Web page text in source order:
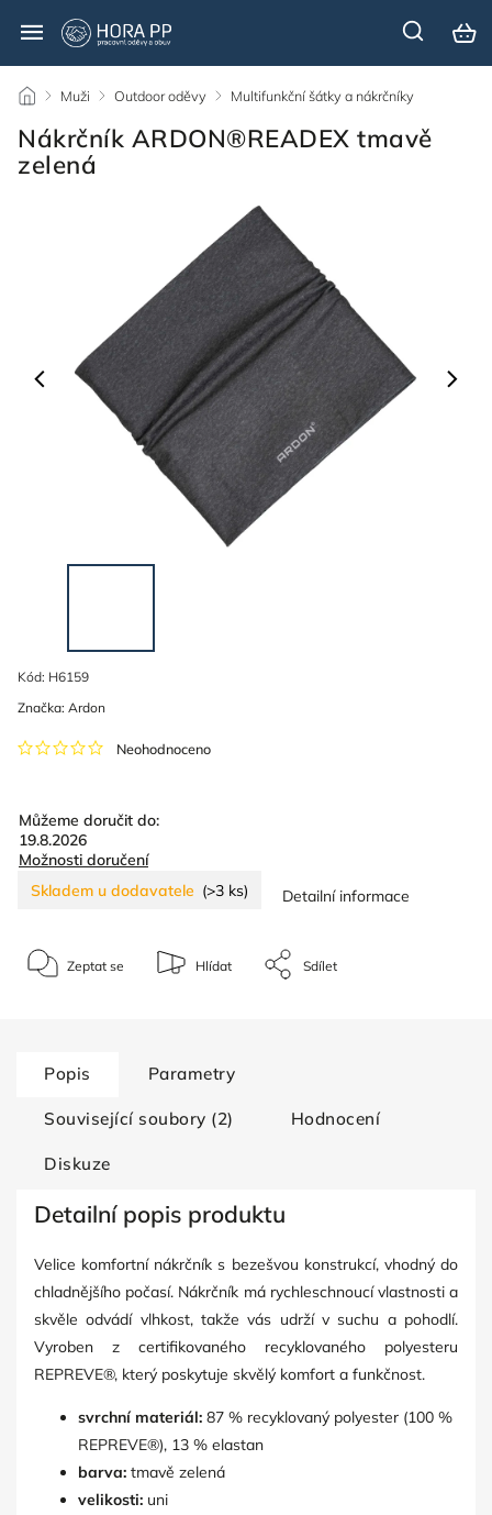
/ Muži / Outdoor oděvy / Multifunkční šátky a nákrčníky
Nákrčník ARDON®READEX tmavě
zelená
Kód: H6159
Neohodnoceno
Značka: Ardon
Můžeme doručit do:
19.8.2026
Možnosti doručení
Skladem u dodavatele (>3 ks) Detailní informace
Zeptat se Hlídat Sdílet
Popis Parametry
Související soubory (2) Hodnocení
Diskuze
Detailní popis produktu
Velice komfortní nákrčník s bezešvou konstrukcí, vhodný do
chladnějšího počasí. Nákrčník má rychleschnoucí vlastnosti a
skvěle odvádí vlhkost, takže vás udrží v suchu a pohodlí.
Vyroben z certifikovaného recyklovaného polyesteru
REPREVE®, který poskytuje skvělý komfort a funkčnost.
svrchní materiál: 87 % recyklovaný polyester (100 %
REPREVE®), 13 % elastan
barva: tmavě zelená
velikosti: uni